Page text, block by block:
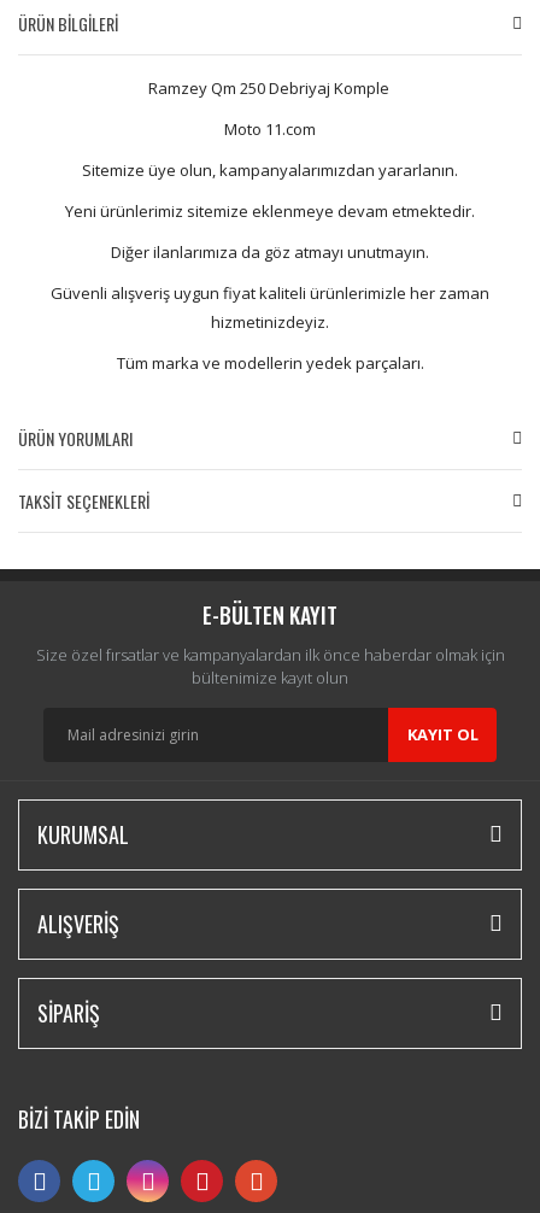
ÜRÜN BİLGİLERİ
Ramzey Qm 250 Debriyaj Komple
Moto 11.com
Sitemize üye olun, kampanyalarımızdan yararlanın.
Yeni ürünlerimiz sitemize eklenmeye devam etmektedir.
Diğer ilanlarımıza da göz atmayı unutmayın.
Güvenli alışveriş uygun fiyat kaliteli ürünlerimizle her zaman
hizmetinizdeyiz.
Tüm marka ve modellerin yedek parçaları.
ÜRÜN YORUMLARI
Yorum Yaz
TAKSİT SEÇENEKLERİ
E-BÜLTEN KAYIT
Size özel fırsatlar ve kampanyalardan ilk önce haberdar olmak için
bültenimize kayıt olun
KAYIT OL
KURUMSAL
ALIŞVERİŞ
SİPARİŞ
BİZİ TAKİP EDİN